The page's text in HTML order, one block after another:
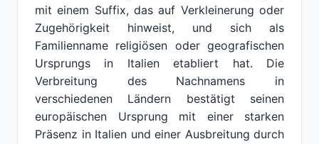
mit einem Suffix, das auf Verkleinerung oder
Zugehörigkeit hinweist, und sich als
Familienname religiösen oder geografischen
Ursprungs in Italien etabliert hat. Die
Verbreitung des Nachnamens in
verschiedenen Ländern bestätigt seinen
europäischen Ursprung mit einer starken
Präsenz in Italien und einer Ausbreitung durch